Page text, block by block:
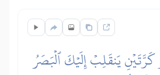
يَنقَلِبۡ إِلَيۡكَ ٱلۡبَصَرُ